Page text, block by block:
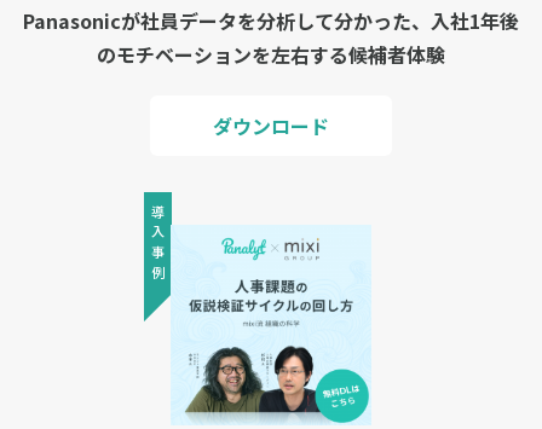
Panasonicが社員データを分析して分かった、入社1年後
のモチベーションを左右する候補者体験
ダウンロード
導入事例